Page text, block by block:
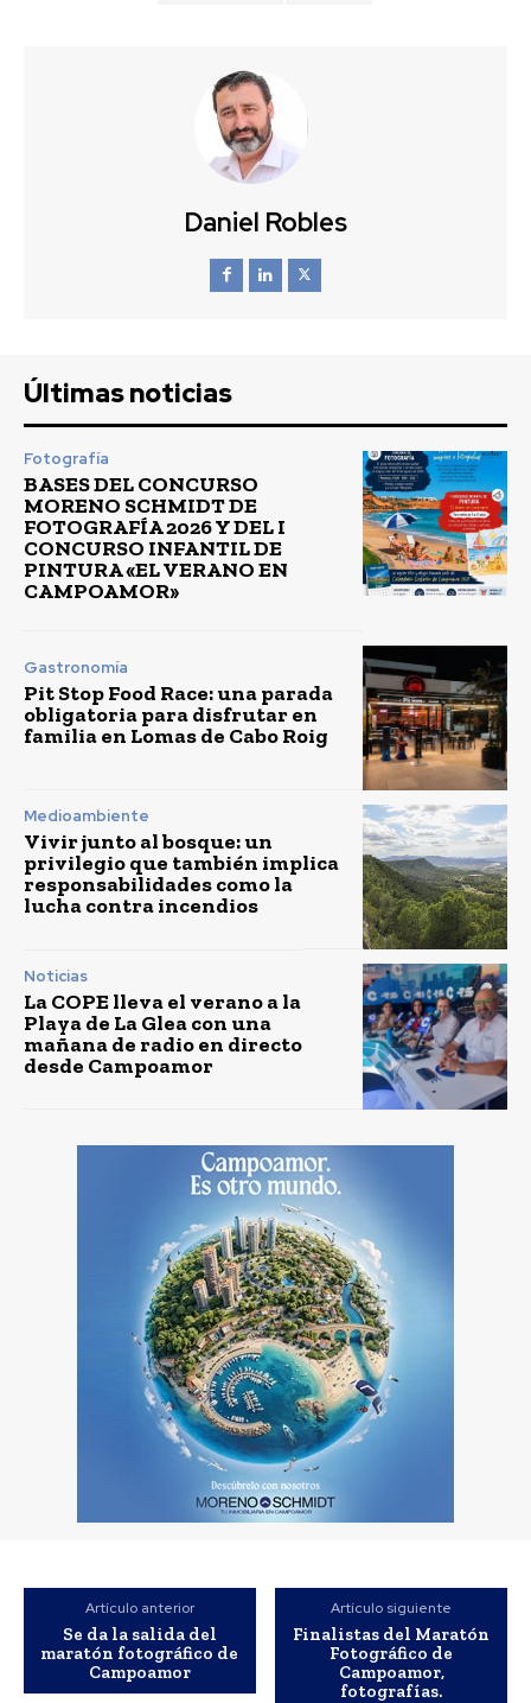
Daniel Robles
Últimas noticias
Fotografía
BASES DEL CONCURSO
MORENO SCHMIDT DE
FOTOGRAFÍA 2026 Y DEL I
CONCURSO INFANTIL DE
PINTURA «EL VERANO EN
CAMPOAMOR»
Gastronomía
Pit Stop Food Race: una parada
obligatoria para disfrutar en
familia en Lomas de Cabo Roig
Medioambiente
Vivir junto al bosque: un
privilegio que también implica
responsabilidades como la
lucha contra incendios
Noticias
La COPE lleva el verano a la
Playa de La Glea con una
mañana de radio en directo
desde Campoamor
Artículo anterior
Se da la salida del
maratón fotográfico de
Campoamor
Artículo siguiente
Finalistas del Maratón
Fotográfico de
Campoamor,
fotografías.